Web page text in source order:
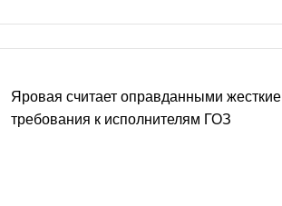
Яровая считает оправданными жесткие
требования к исполнителям ГОЗ